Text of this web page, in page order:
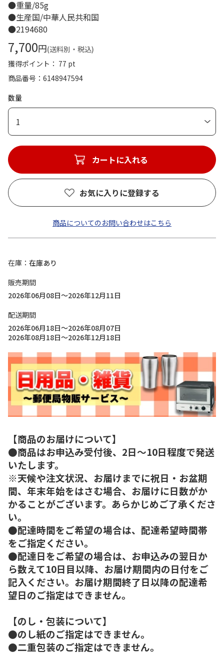
●重量/85g
●生産国/中華人民共和国
●2194680
7,700円(送料別・税込)
獲得ポイント： 77 pt
商品番号
6148947594
数量
1
カートに入れる
お気に入りに登録する
商品についてのお問い合わせはこちら
在庫
在庫あり
販売期間
2026年06月08日～2026年12月11日
配送期間
2026年06月18日～2026年08月07日
2026年08月18日～2026年12月18日
【商品のお届けについて】
●商品はお申込み受付後、2日～10日程度で発送
いたします。
※天候や注文状況、お届けまでに祝日・お盆期
間、年末年始をはさむ場合、お届けに日数がか
かることがございます。あらかじめご了承くださ
い。
●配達時間をご希望の場合は、配達希望時間帯
をご指定ください。
●配達日をご希望の場合は、お申込みの翌日か
ら数えて10日目以降、お届け期間内の日付をご
記入ください。お届け期間終了日以降の配達希
望日のご指定はできません。
【のし・包装について】
●のし紙のご指定はできません。
●二重包装のご指定はできません。